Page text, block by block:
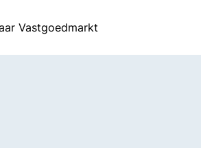
Vastgoedmarkt